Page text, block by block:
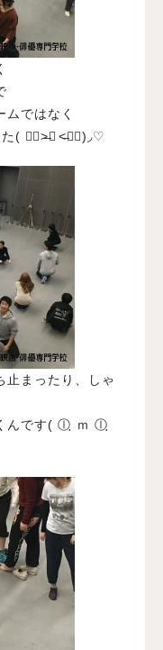
ではなく
た( ๑॔˃̶◡ ˂̶๑॓)◞♡
止まったり、しゃ
んです( ⓛฺ ｍ ⓛฺ